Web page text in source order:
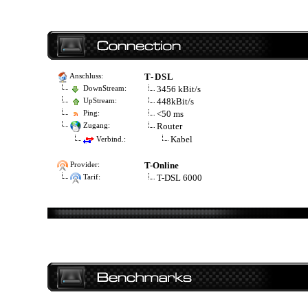
Anschluss: T-DSL
DownStream: 3456 kBit/s
UpStream: 448kBit/s
Ping: <50 ms
Zugang: Router
Verbind.: Kabel
Provider: T-Online
Tarif: T-DSL 6000